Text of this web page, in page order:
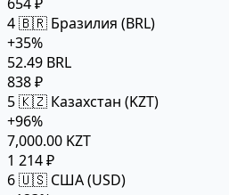
4🇧🇷 Бразилия (BRL)
+35%
52.49 BRL
838 ₽
5🇰🇿 Казахстан (KZT)
+96%
7,000.00 KZT
1 214 ₽
6🇺🇸 США (USD)